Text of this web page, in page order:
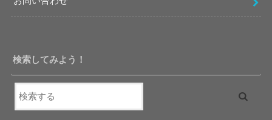
検索してみよう！